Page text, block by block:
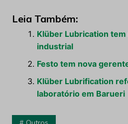
Leia Também:
Klüber Lubrication
industrial
Festo tem nova
Klüber Lubrification
laboratório em Barueri